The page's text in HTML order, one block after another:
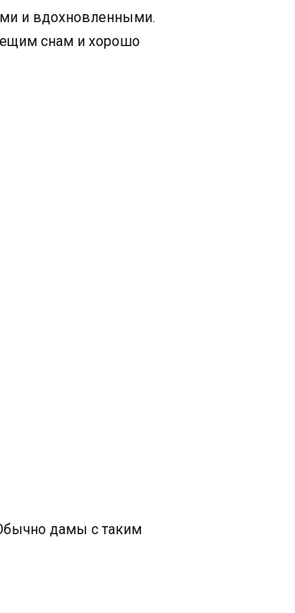
и вдохновленными.
снам и хорошо
дамы с таким